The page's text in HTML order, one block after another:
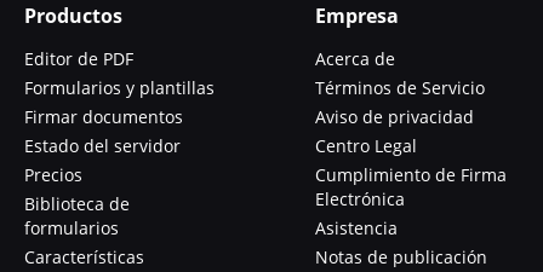
Productos
Editor de PDF
Formularios y plantillas
Firmar documentos
Estado del servidor
Precios
Biblioteca de
formularios
Características
Empresa
Acerca de
Términos de Servicio
Aviso de privacidad
Centro Legal
Cumplimiento de Firma
Electrónica
Asistencia
Notas de publicación